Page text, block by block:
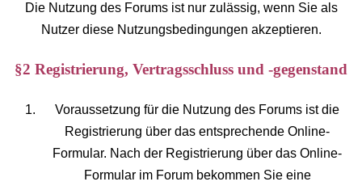
Die Nutzung des Forums ist nur zulässig, wenn Sie als
Nutzer diese Nutzungsbedingungen akzeptieren.
§2 Registrierung, Vertragsschluss und -gegenstand
Voraussetzung für die Nutzung des Forums ist die
Registrierung über das entsprechende Online-
Formular. Nach der Registrierung über das Online-
Formular im Forum bekommen Sie eine